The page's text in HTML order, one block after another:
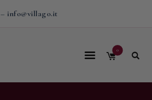
– info@villago.it
0